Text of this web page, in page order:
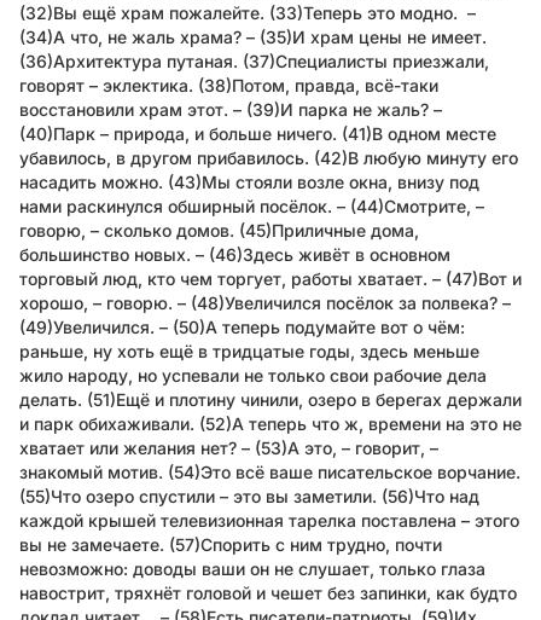
(32)Вы ещё храм пожалейте. (33)Теперь это модно. –
(34)А что, не жаль храма? – (35)И храм цены не имеет.
(36)Архитектура путаная. (37)Специалисты приезжали,
говорят – эклектика. (38)Потом, правда, всё-таки
восстановили храм этот. – (39)И парка не жаль? –
(40)Парк – природа, и больше ничего. (41)В одном месте
убавилось, в другом прибавилось. (42)В любую минуту его
насадить можно. (43)Мы стояли возле окна, внизу под
нами раскинулся обширный посёлок. – (44)Смотрите, –
говорю, – сколько домов. (45)Приличные дома,
большинство новых. – (46)Здесь живёт в основном
торговый люд, кто чем торгует, работы хватает. – (47)Вот и
хорошо, – говорю. – (48)Увеличился посёлок за полвека? –
(49)Увеличился. – (50)А теперь подумайте вот о чём:
раньше, ну хоть ещё в тридцатые годы, здесь меньше
жило народу, но успевали не только свои рабочие дела
делать. (51)Ещё и плотину чинили, озеро в берегах держали
и парк обихаживали. (52)А теперь что ж, времени на это не
хватает или желания нет? – (53)А это, – говорит, –
знакомый мотив. (54)Это всё ваше писательское ворчание.
(55)Что озеро спустили – это вы заметили. (56)Что над
каждой крышей телевизионная тарелка поставлена – этого
вы не замечаете. (57)Спорить с ним трудно, почти
невозможно: доводы ваши он не слушает, только глаза
навострит, тряхнёт головой и чешет без запинки, как будто